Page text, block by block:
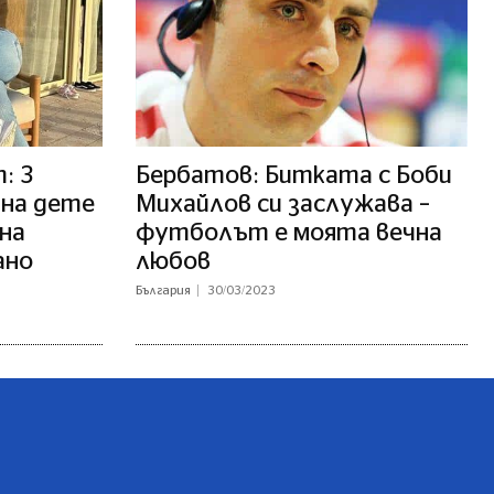
3
дете
Бербатов: Битката с Боби
Михайлов си заслужава –
футболът е моята вечна
любов
България 30/03/2023